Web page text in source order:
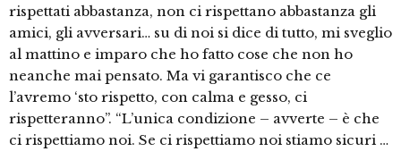
rispettati abbastanza, non ci rispettano abbastanza gli
amici, gli avversari… su di noi si dice di tutto, mi sveglio
al mattino e imparo che ho fatto cose che non ho
neanche mai pensato. Ma vi garantisco che ce
l’avremo ‘sto rispetto, con calma e gesso, ci
rispetteranno”. “L’unica condizione – avverte – è che
ci rispettiamo noi. Se ci rispettiamo noi stiamo sicuri …